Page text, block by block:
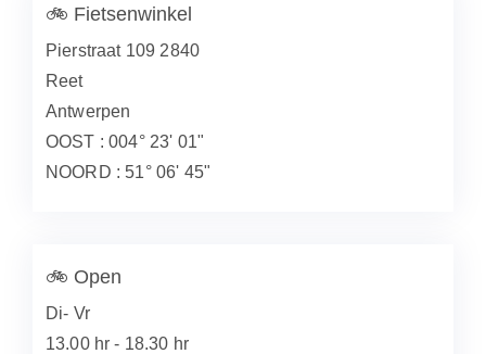
🚲 Fietsenwinkel
Pierstraat 109 2840
Reet
Antwerpen
OOST : 004° 23' 01"
NOORD : 51° 06' 45"
🚲 Open
Di- Vr
13.00 hr - 18.30 hr